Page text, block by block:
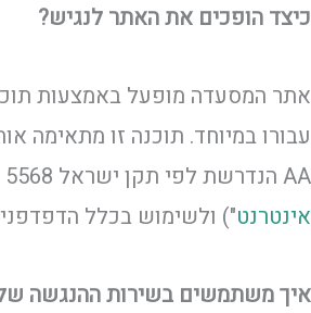
כיצד הופכים את האתר לנגיש?
אתר המסעדה מופעל באמצעות
עבורו במיוחד. תוכנה זו מתאימה
AA הנדרשת לפי תקן ישראל 5568 ("
אינטרנט") ולשימוש בכלל
איך משתמשים בשירות ההנגשה